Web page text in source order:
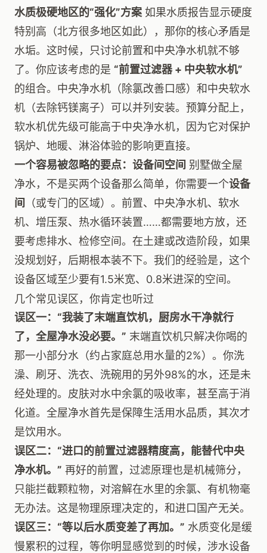
水质极硬地区的“强化”方案 如果水质报告显示硬度
特别高（北方很多地区如此），那你的核心矛盾是
水垢。这时候，只讨论前置和中央净水机就不够
了。你应该考虑的是 “前置过滤器 + 中央软水机”
的组合。中央净水机（除氯改善口感）和中央软水
机（去除钙镁离子）可以并列安装。预算分配上，
软水机优先级可能高于中央净水机，因为它对保护
锅炉、地暖、淋浴体验的影响更直接。
一个容易被忽略的要点：设备间空间 别墅做全屋
净水，不是买两个设备那么简单，你需要一个设备
间
（或专门的区域）。前置、中央净水机、软水
机、增压泵、热水循环装置……都需要地方放，还
要考虑排水、检修空间。在土建或改造阶段，如果
没规划好，后期根本装不下。我们的经验是，这个
设备区域至少要有1.5米宽、0.8米进深的空间。
几个常见误区，你肯定也听过
误区一：“我装了末端直饮机，厨房水干净就行
了，全屋净水没必要。” 末端直饮机只解决你喝的
那一小部分水（约占家庭总用水量的2%）。你洗
澡、刷牙、洗衣、洗碗用的另外98%的水，还是未
经处理的。皮肤对水中余氯的吸收率，甚至高于消
化道。全屋净水首先是保障生活用水品质，其次才
是饮用水。
误区二：“进口的前置过滤器精度高，能替代中央
净水机。” 再好的前置，过滤原理也是机械筛分，
只能拦截颗粒物，对溶解在水里的余氯、有机物毫
无办法。这是物理原理决定的，和进口国产无关。
误区三：“等以后水质变差了再加。” 水质变化是缓
慢累积的过程，等你明显感觉到的时候，涉水设备